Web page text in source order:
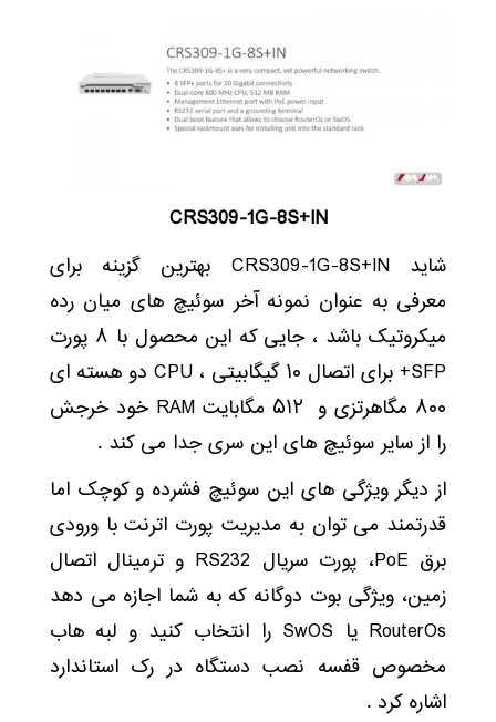
CRS309-1G-8S+IN
شاید CRS309-1G-8S+IN بهترین گزینه برای
معرفی به عنوان نمونه آخر سوئیچ های میان رده
میکروتیک باشد ، جایی که این محصول با ۸ پورت
SFP+ برای اتصال ۱۰ گیگابیتی ، CPU دو هسته ای
۸۰۰ مگاهرتزی و ۵۱۲ مگابایت RAM خود خرجش
را از سایر سوئیچ های این سری جدا می کند .
از دیگر ویژگی های این سوئیچ فشرده و کوچک اما
قدرتمند می توان به مدیریت پورت اترنت با ورودی
برق PoE، پورت سریال RS232 و ترمینال اتصال
زمین، ویژگی بوت دوگانه که به شما اجازه می دهد
RouterOs یا SwOS را انتخاب کنید و لبه هاب
مخصوص قفسه نصب دستگاه در رک استاندارد
اشاره کرد .